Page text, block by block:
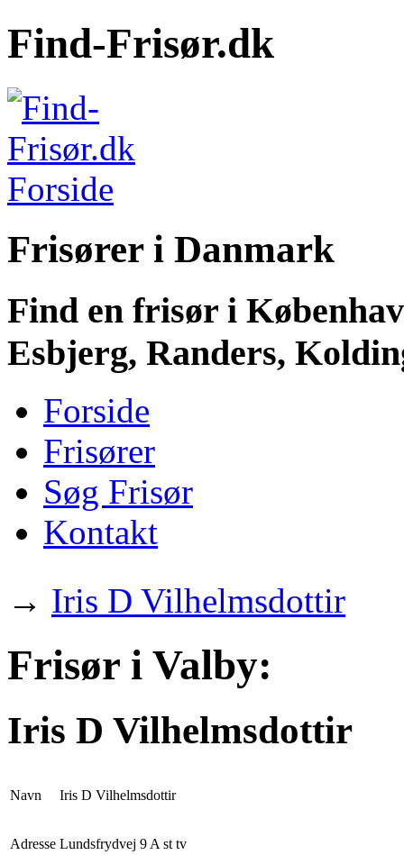
Find-Frisør.dk
Frisører i Danmark
Find en frisør i
Esbjerg, Randers,
Forside
Frisører
Søg Frisør
Kontakt
→ Iris D Vilhelmsdottir
Frisør i Valby:
Iris D Vilhelmsdottir
Navn Iris D Vilhelmsdottir
Adresse Lundsfrydvej 9 A st tv